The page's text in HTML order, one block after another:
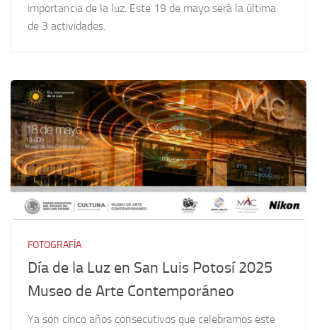
importancia de la luz. Este 19 de mayo será la última
de 3 actividades.
FOTOGRAFÍA
Día de la Luz en San Luis Potosí 2025
Museo de Arte Contemporáneo
Ya son cinco años consecutivos que celebramos este